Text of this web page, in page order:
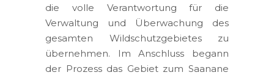
die volle Verantwortung für die
Verwaltung und Überwachung des
gesamten Wildschutzgebietes zu
übernehmen. Im Anschluss begann
der Prozess das Gebiet zum Saanane